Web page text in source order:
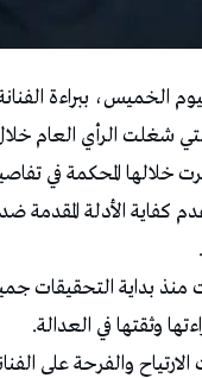
الخميس، ببراءة
شغلت الرأي العام خلال
المحكمة في
كفاية الأدلة المقدمة
بداية التحقيقات جميع
وثقتها في العدالة.
والفرحة على